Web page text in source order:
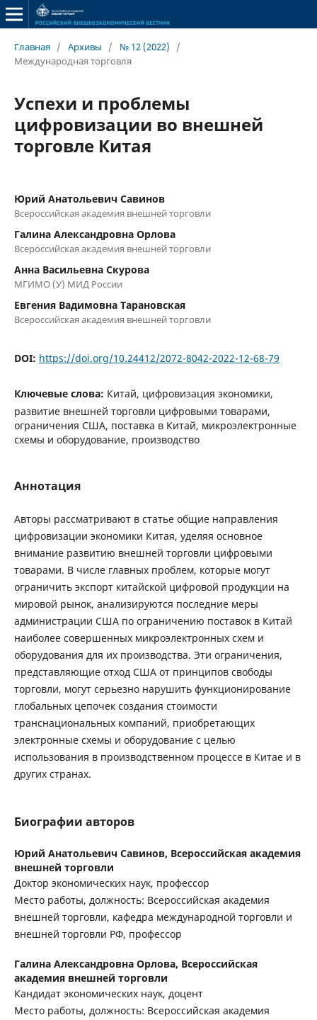
Главная / Архивы / № 12 (2022)
/
Международная торговля
Успехи и проблемы
цифровизации во внешней
торговле Китая
Юрий Анатольевич Савинов
Всероссийская академия внешней торговли
Галина Александровна Орлова
Всероссийская академия внешней торговли
Анна Васильевна Скурова
МГИМО (У) МИД России
Евгения Вадимовна Тарановская
Всероссийская академия внешней торговли
DOI: https://doi.org/10.24412/2072-8042-2022-12-68-79
Ключевые слова: Китай, цифровизация экономики,
развитие внешней торговли цифровыми товарами,
ограничения США, поставка в Китай, микроэлектронные
схемы и оборудование, производство
Аннотация
Авторы рассматривают в статье общие направления
цифровизации экономики Китая, уделяя основное
внимание развитию внешней торговли цифровыми
товарами. В числе главных проблем, которые могут
ограничить экспорт китайской цифровой продукции на
мировой рынок, анализируются последние меры
администрации США по ограничению поставок в Китай
наиболее совершенных микроэлектронных схем и
оборудования для их производства. Эти ограничения,
представляющие отход США от принципов свободы
торговли, могут серьезно нарушить функционирование
глобальных цепочек создания стоимости
транснациональных компаний, приобретающих
электронные схемы и оборудование с целью
использования в производственном процессе в Китае и в
других странах.
Биографии авторов
Юрий Анатольевич Савинов, Всероссийская академия
внешней торговли
Доктор экономических наук, профессор
Место работы, должность: Всероссийская академия
внешней торговли, кафедра международной торговли и
внешней торговли РФ, профессор
Галина Александровна Орлова, Всероссийская
академия внешней торговли
Кандидат экономических наук, доцент
Место работы, должность: Всероссийская академия